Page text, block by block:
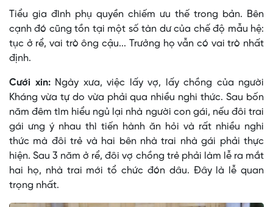
Tiểu gia đình phụ quyền chiếm ưu thế trong bản. Bên
cạnh đó cũng tồn tại một số tàn dư của chế độ mẫu hệ:
tục ở rể, vai trò ông cậu... Trưởng họ vẫn có vai trò nhất
định.
Cưới xin:Ngày xưa, việc lấy vợ, lấy chồng của người
Kháng vừa tự do vừa phải qua nhiều nghi thức. Sau bốn
năm đêm tìm hiểu ngủ lại nhà người con gái, nếu đôi trai
gái ưng ý nhau thì tiến hành ăn hỏi và rất nhiều nghi
thức mà đôi trẻ và hai bên nhà trai nhà gái phải thực
hiện. Sau 3 năm ở rể, đôi vợ chồng trẻ phải làm lễ ra mắt
hai họ, nhà trai mới tổ chức đón dâu. Ðây là lễ quan
trọng nhất.